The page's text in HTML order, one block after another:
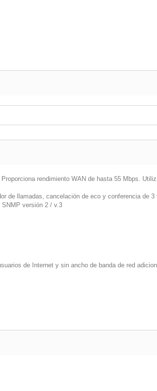
rendimiento WAN de hasta 55 Mbps.
de llamadas, cancelación de eco y conferencia de
SNMP versión 2 / v.3
de Internet y sin ancho de banda de red